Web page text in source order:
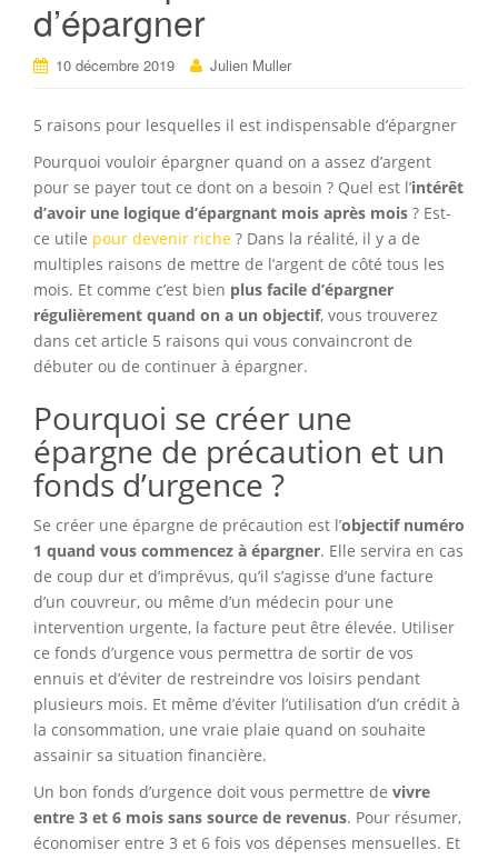
d’épargner
10 décembre 2019 Julien Muller
5 raisons pour lesquelles il est indispensable d’épargner
Pourquoi vouloir épargner quand on a assez d’argent
pour se payer tout ce dont on a besoin ? Quel est l’intérêt
d’avoir une logique d’épargnant mois après mois ? Est-
ce utile pour devenir riche ? Dans la réalité, il y a de
multiples raisons de mettre de l’argent de côté tous les
mois. Et comme c’est bien plus facile d’épargner
régulièrement quand on a un objectif, vous trouverez
dans cet article 5 raisons qui vous convaincront de
débuter ou de continuer à épargner.
Pourquoi se créer une
épargne de précaution et un
fonds d’urgence ?
Se créer une épargne de précaution est l’objectif numéro
1 quand vous commencez à épargner. Elle servira en cas
de coup dur et d’imprévus, qu’il s’agisse d’une facture
d’un couvreur, ou même d’un médecin pour une
intervention urgente, la facture peut être élevée. Utiliser
ce fonds d’urgence vous permettra de sortir de vos
ennuis et d’éviter de restreindre vos loisirs pendant
plusieurs mois. Et même d’éviter l’utilisation d’un crédit à
la consommation, une vraie plaie quand on souhaite
assainir sa situation financière.
Un bon fonds d’urgence doit vous permettre de vivre
entre 3 et 6 mois sans source de revenus. Pour résumer,
économiser entre 3 et 6 fois vos dépenses mensuelles. Et